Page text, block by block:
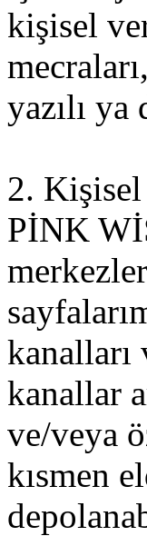
kişisel
yazılı
2. Kişisel
PİNK
kanalları
kanallar
ve/veya
kısmen